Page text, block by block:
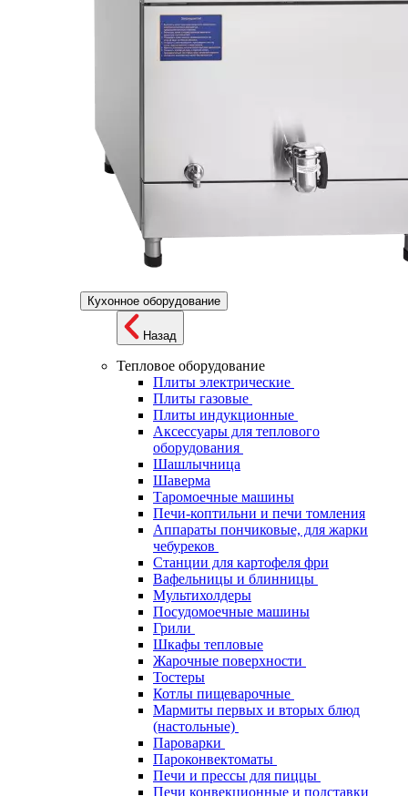
Кухонное оборудование
Назад
Тепловое оборудование
Плиты электрические
Плиты газовые
Плиты индукционные
Аксессуары для теплового
оборудования
Шашлычница
Шаверма
Таромоечные машины
Печи-коптильни и печи томления
Аппараты пончиковые, для жарки
чебуреков
Станции для картофеля фри
Вафельницы и блинницы
Мультихолдеры
Посудомоечные машины
Грили
Шкафы тепловые
Жарочные поверхности
Тостеры
Котлы пищеварочные
Мармиты первых и вторых блюд
(настольные)
Пароварки
Пароконвектоматы
Печи и прессы для пиццы
Печи конвекционные и подставки